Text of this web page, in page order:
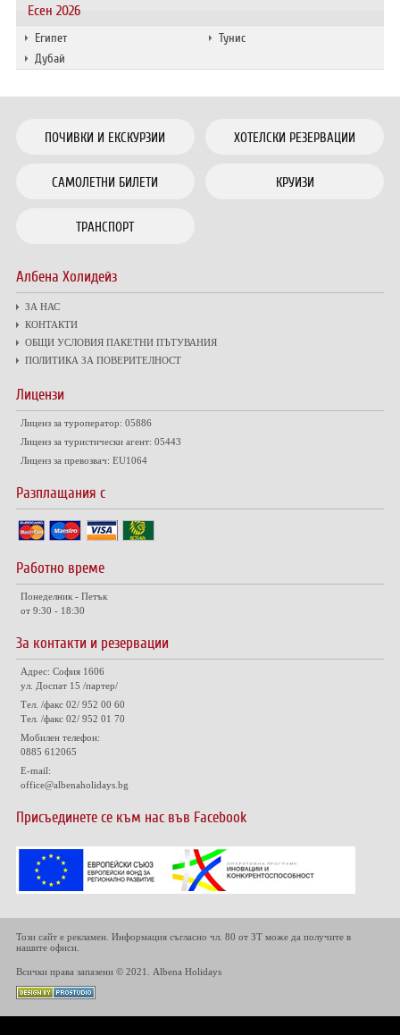
Есен 2026
Египет
Тунис
Дубай
ПОЧИВКИ И ЕКСКУРЗИИ ХОТЕЛСКИ РЕЗЕРВАЦИИ
САМОЛЕТНИ БИЛЕТИ КРУИЗИ
ТРАНСПОРТ
Албена Холидейз
ЗА НАС
КОНТАКТИ
ОБЩИ УСЛОВИЯ ПАКЕТНИ ПЪТУВАНИЯ
ПОЛИТИКА ЗА ПОВЕРИТЕЛНОСТ
Лицензи
Лиценз за туроператор: 05886
Лиценз за туристически агент: 05443
Лиценз за превозвач: EU1064
Разплащания с
Работно време
Понеделник - Петък
от 9:30 - 18:30
За контакти и резервации
Адрес: София 1606
ул. Доспат 15 /партер/
Тел. /факс 02/ 952 00 60
Тел. /факс 02/ 952 01 70
Мобилен телефон:
0885 612065
E-mail:
office@albenaholidays.bg
Присъединете се към нас във Facebook
Този сайт е рекламен. Информация съгласно чл. 80 от ЗТ може да получите в
нашите офиси.
Всички права запазени © 2021. Albena Holidays